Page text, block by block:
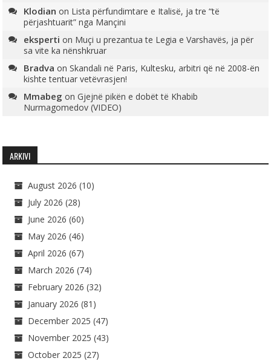
Klodian on Lista përfundimtare e Italisë, ja tre “të
përjashtuarit” nga Mançini
eksperti on Muçi u prezantua te Legia e Varshavës, ja për
sa vite ka nënshkruar
Bradva onSkandali në Paris, Kultesku, arbitri që në 2008-ën
kishte tentuar vetëvrasjen!
Mmabeg onGjejnë pikën e dobët të Khabib
Nurmagomedov (VIDEO)
ARKIVI
August 2026 (10)
July 2026 (28)
June 2026 (60)
May 2026 (46)
April 2026 (67)
March 2026 (74)
February 2026 (32)
January 2026 (81)
December 2025 (47)
November 2025 (43)
October 2025 (27)